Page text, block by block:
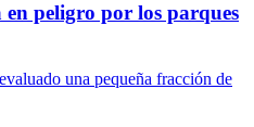
peligro por los parques